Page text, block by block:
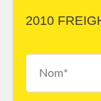
2010